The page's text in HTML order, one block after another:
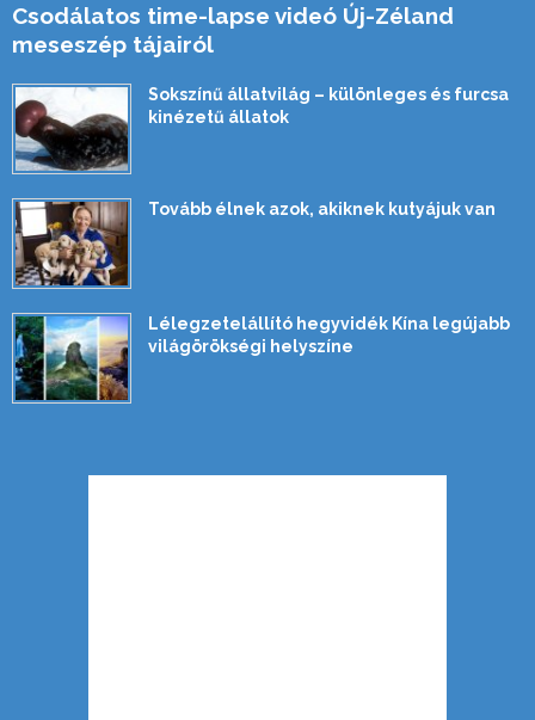
Csodálatos time-lapse videó Új-Zéland
meseszép tájairól
Sokszínű állatvilág – különleges és furcsa
kinézetű állatok
Tovább élnek azok, akiknek kutyájuk van
Lélegzetelállító hegyvidék Kína legújabb
világörökségi helyszíne